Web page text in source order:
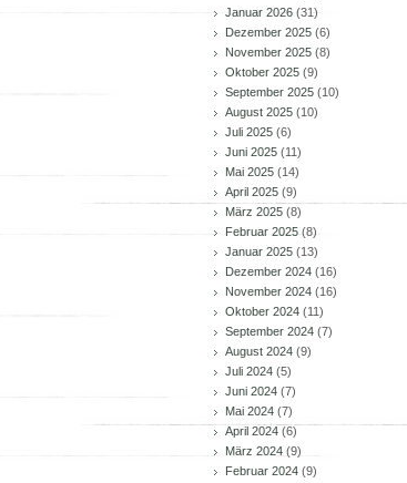
Januar 2026 (31)
Dezember 2025 (6)
November 2025 (8)
Oktober 2025 (9)
September 2025 (10)
August 2025 (10)
Juli 2025 (6)
Juni 2025 (11)
Mai 2025 (14)
April 2025 (9)
März 2025 (8)
Februar 2025 (8)
Januar 2025 (13)
Dezember 2024 (16)
November 2024 (16)
Oktober 2024 (11)
September 2024 (7)
August 2024 (9)
Juli 2024 (5)
Juni 2024 (7)
Mai 2024 (7)
April 2024 (6)
März 2024 (9)
Februar 2024 (9)